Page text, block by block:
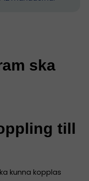
ska
till
kunna kopplas